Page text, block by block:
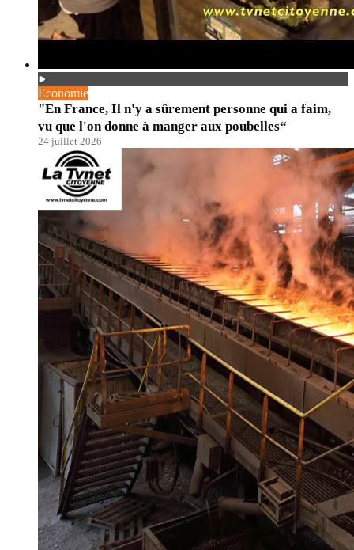
Economie
"En France, Il n'y a sûrement personne qui a faim,
vu que l'on donne à manger aux poubelles“
24 juillet 2026